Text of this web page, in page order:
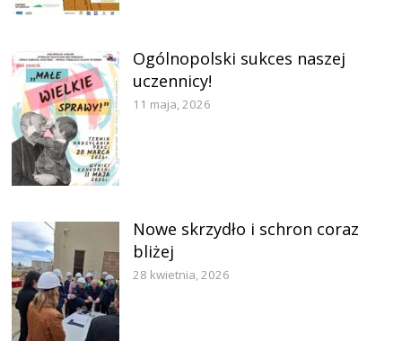
Ogólnopolski sukces naszej
uczennicy!
11 maja, 2026
Nowe skrzydło i schron coraz
bliżej
28 kwietnia, 2026